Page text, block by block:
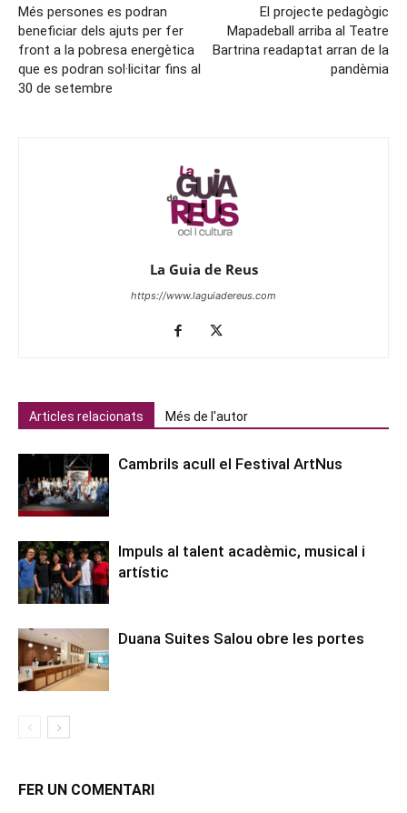
Més persones es podran
beneficiar dels ajuts per fer
front a la pobresa energètica
que es podran sol·licitar fins al
30 de setembre
El projecte pedagògic
Mapadeball arriba al Teatre
Bartrina readaptat arran de la
pandèmia
La Guia de Reus
https://www.laguiadereus.com
Articles relacionats Més de l'autor
Cambrils acull el Festival ArtNus
Impuls al talent acadèmic, musical i
artístic
Duana Suites Salou obre les portes
FER UN COMENTARI